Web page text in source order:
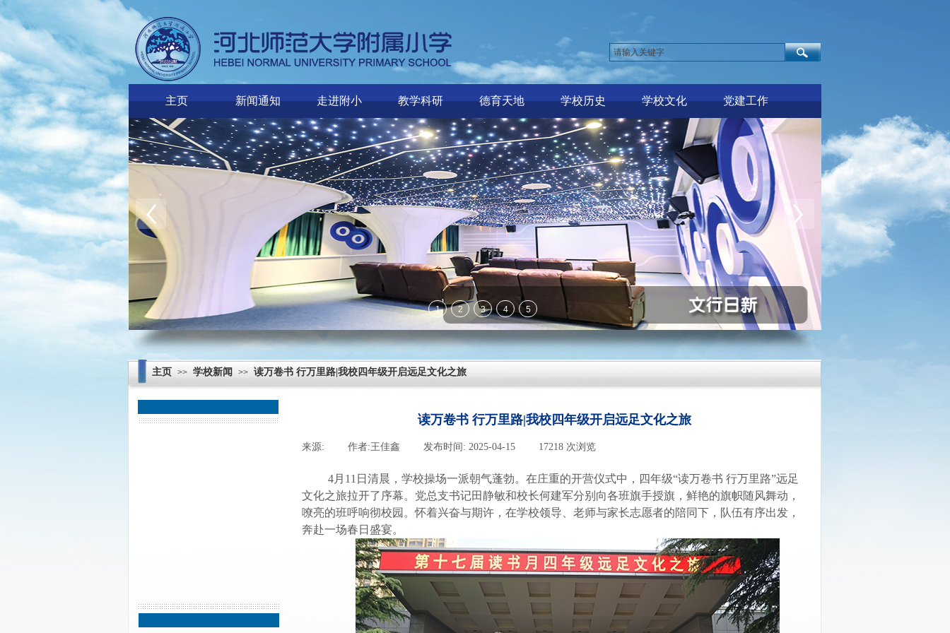
主页 新闻通知 走进附小 教学科研 德育天地 学校历史 学校文化 党建工作
主页 >> 学校新闻 >> 读万卷书 行万里路|我校四年级开启远足文化之旅
读万卷书 行万里路|我校四年级开启远足文化之旅
来源: 作者:王佳鑫 发布时间: 2025-04-15 17218 次浏览
4月11日清晨， 学校操场一派朝气蓬勃。在庄重的开营仪式中，四年级“读万卷书 行万里路”远足
文化之旅拉开了序幕。党总支书记田静敏和校长何建军分别向各班旗手授旗，鲜艳的旗帜随风舞动，
嘹亮的班呼响彻校园。怀着兴奋与期许，在学校领导、老师与家长志愿者的陪同下，队伍有序出发，
奔赴一场春日盛宴。